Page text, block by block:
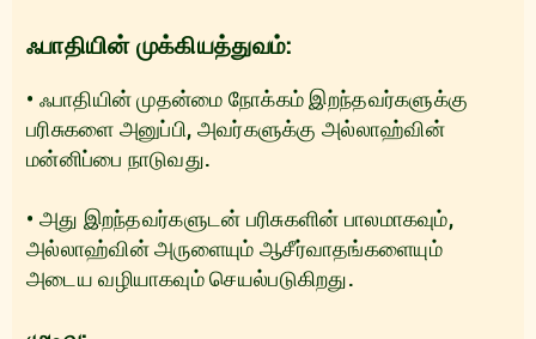
ஃபாதியின் முக்கியத்துவம்:
• ஃபாதியின் முதன்மை நோக்கம் இறந்தவர்களுக்கு
பரிசுகளை அனுப்பி, அவர்களுக்கு அல்லாஹ்வின்
மன்னிப்பை நாடுவது.
• அது இறந்தவர்களுடன் பரிசுகளின் பாலமாகவும்,
அல்லாஹ்வின் அருளையும் ஆசீர்வாதங்களையும்
அடைய வழியாகவும் செயல்படுகிறது.